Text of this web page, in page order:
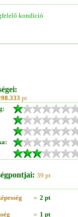
kondíció
pt
39 pt
» 2 pt
» 1 pt